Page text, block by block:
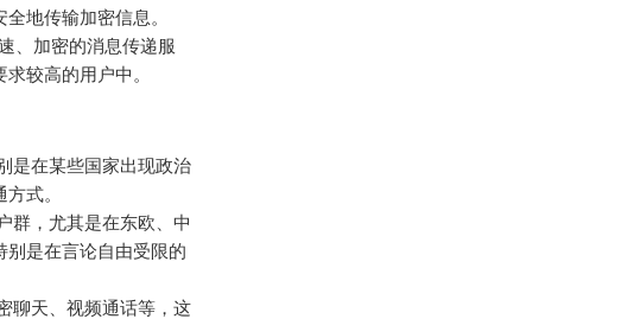
地传输加密信息。
、加密的消息传递服
较高的用户中。
是在某些国家出现政治
式。
群，尤其是在东欧、中
别是在言论自由受限的
聊天、视频通话等，这